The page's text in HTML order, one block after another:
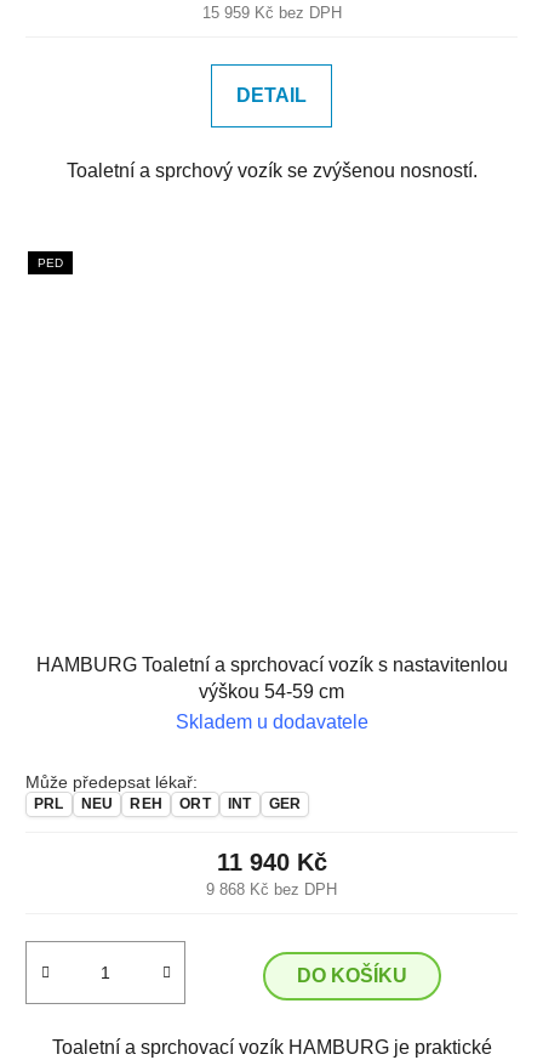
15 959 Kč bez DPH
DETAIL
Toaletní a sprchový vozík se zvýšenou nosností.
PED
HAMBURG Toaletní a sprchovací vozík s nastavitenlou
výškou 54-59 cm
Skladem u dodavatele
Může předepsat lékař:
PRL NEU REH ORT INT GER
9 868 Kč bez DPH
11 940 Kč
DO KOŠÍKU
Toaletní a sprchovací vozík HAMBURG je praktické